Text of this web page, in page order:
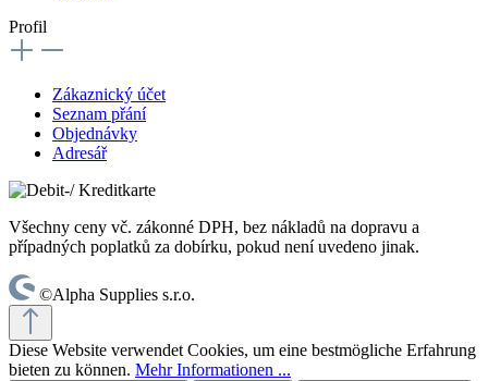
Profil
Zákaznický účet
Seznam přání
Objednávky
Adresář
Všechny ceny vč. zákonné DPH, bez nákladů na dopravu a
případných poplatků za dobírku, pokud není uvedeno jinak.
©Alpha Supplies s.r.o.
Diese Website verwendet Cookies, um eine bestmögliche Erfahrung
bieten zu können. Mehr Informationen ...